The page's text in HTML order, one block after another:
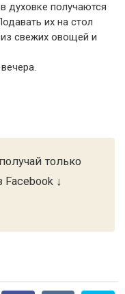
духовке получаются
их на стол
свежих овощей и
только
↓